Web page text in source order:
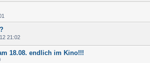
21:02
18.08. endlich im Kino!!!